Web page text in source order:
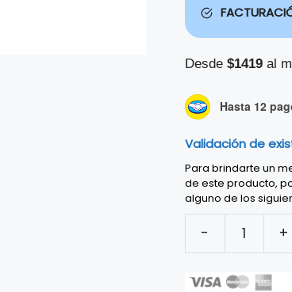
Desde $1419al
Hasta 12
Validación de
Para brindarte un
de este producto,
alguno de los
-
MACKIE
+